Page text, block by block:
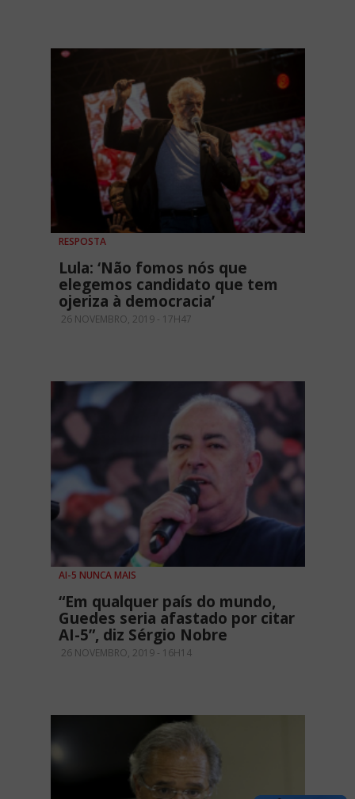
RESPOSTA
Lula: ‘Não fomos nós que
elegemos candidato que tem
ojeriza à democracia’
26 NOVEMBRO, 2019 - 17H47
AI-5 NUNCA MAIS
“Em qualquer país do mundo,
Guedes seria afastado por citar
AI-5”, diz Sérgio Nobre
26 NOVEMBRO, 2019 - 16H14